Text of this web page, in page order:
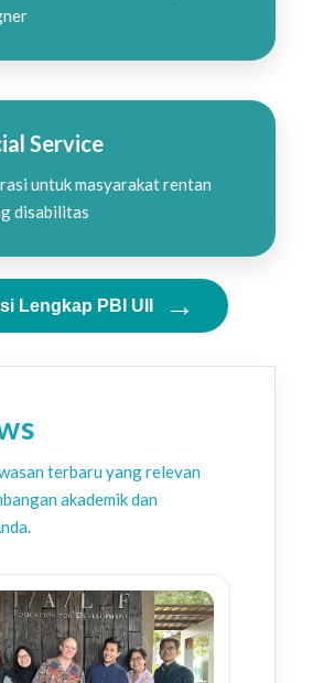
Service
untuk masyarakat rentan
disabilitas
Lengkap PBI UII →
terbaru yang relevan
akademik dan